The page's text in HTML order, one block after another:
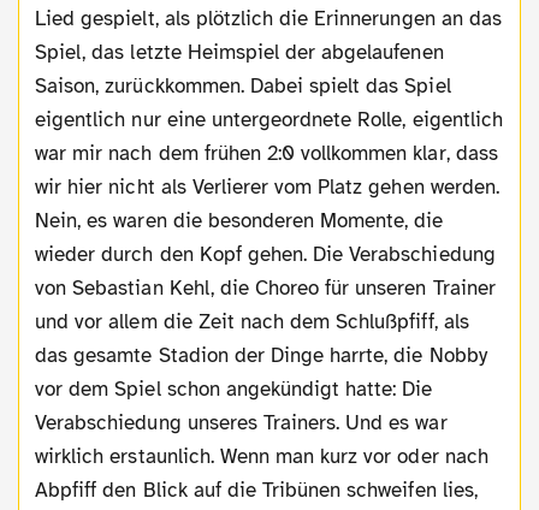
Lied gespielt, als plötzlich die Erinnerungen an das
Spiel, das letzte Heimspiel der abgelaufenen
Saison, zurückkommen. Dabei spielt das Spiel
eigentlich nur eine untergeordnete Rolle, eigentlich
war mir nach dem frühen 2:0 vollkommen klar, dass
wir hier nicht als Verlierer vom Platz gehen werden.
Nein, es waren die besonderen Momente, die
wieder durch den Kopf gehen. Die Verabschiedung
von Sebastian Kehl, die Choreo für unseren Trainer
und vor allem die Zeit nach dem Schlußpfiff, als
das gesamte Stadion der Dinge harrte, die Nobby
vor dem Spiel schon angekündigt hatte: Die
Verabschiedung unseres Trainers. Und es war
wirklich erstaunlich. Wenn man kurz vor oder nach
Abpfiff den Blick auf die Tribünen schweifen lies,